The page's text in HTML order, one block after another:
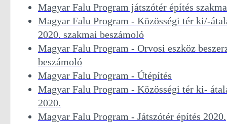
Magyar Falu Program játszótér építés
Magyar Falu Program - Közösségi tér ki/-
2020. szakmai beszámoló
Magyar Falu Program - Orvosi eszköz
beszámoló
Magyar Falu Program - Útépítés
Magyar Falu Program - Közösségi tér ki-
2020.
Magyar Falu Program - Játszótér építés 2020.